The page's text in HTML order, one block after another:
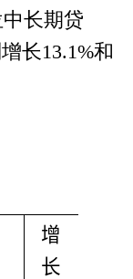
长期贷
长13.1%和
增
长